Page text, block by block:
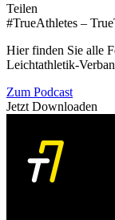
Teilen
#TrueAthletes –
Hier finden Sie alle
Leichtathletik-
Zum Podcast
Jetzt Downloaden